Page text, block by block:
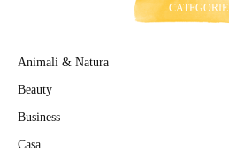
CATEGORIE
Animali & Natura
Beauty
Business
Casa